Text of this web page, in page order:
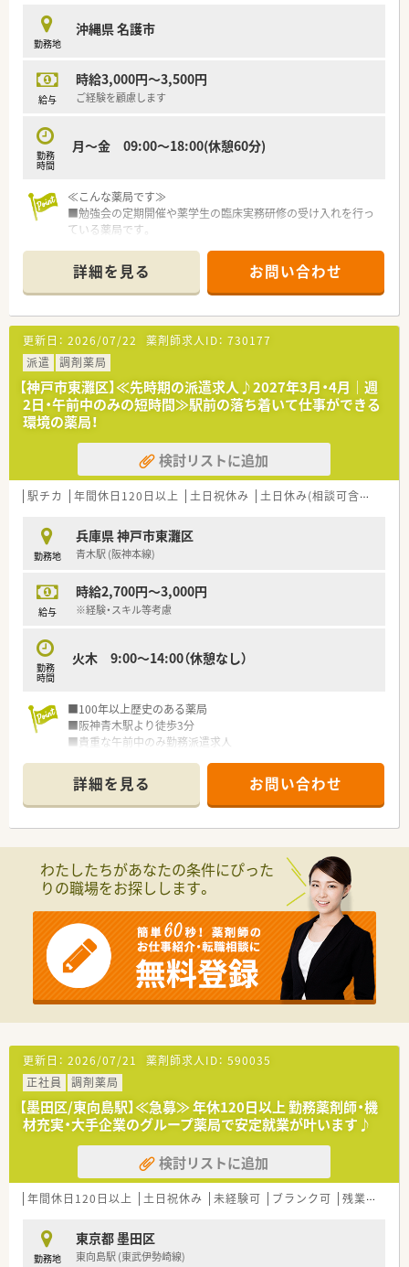
が無い方も安心してご通勤いただけます。
◆病床数
総病床数:130床（回復期リハビリテーション病床130床）
内科, 脳外科, 整形外科,神経内科,リハビリテーション科
薬剤師 6名
勤務地
沖縄県 名護市
給与
時給3,000円～3,500円
ご経験を顧慮します
勤務
時間
月～金 09:00～18:00(休憩60分)
≪こんな薬局です≫
■勉強会の定期開催や薬学生の臨床実務研修の受け入れを行っ
ている薬局です。
す。
≪派遣就業とは…≫
①弊社が雇用主となり、弊社社員として就業する雇用形態です。
②給与・福利厚生は弊社より支給いたします。
教育、研修制度も充実しており、あなたのスキル向上もしっか
りサポート！
■通勤手当全額支給
■労災保険・薬剤師賠償責任保険完備
■社会保険・雇用保険も条件を満たせば加入いただ
けます。
■契約期間に応じて有給休暇も支給致します。
■調剤e-ラーニングなど研修制度も充実していま
す。
③派遣期間は、薬剤師・薬局双方での調整により決定いたしま
詳細を見る お問い合わせ
更新日： 2026/07/22 薬剤師求人ID： 730177
派遣
調剤薬局
【神戸市東灘区】≪先時期の派遣求人♪2027年3月・4月｜週
2日・午前中のみの短時間≫駅前の落ち着いて仕事ができる
環境の薬局！
検討リストに追加
駅チカ 年間休日120日以上 土日祝休み 土日休み(相談可含む)
勤務地
兵庫県 神戸市東灘区
青木駅 (阪神本線)
給与
時給2,700円～3,000円
※経験・スキル等考慮
勤務
時間
火木 9:00～14:00（休憩なし）
■100年以上歴史のある薬局
■阪神青木駅より徒歩3分
■貴重な午前中のみ勤務派遣求人
＼派遣スタッフの皆さまへ充実した
福利厚生・特典をご用意しております！／
≪こんな方にオススメ！≫
・転居や留学の予定があり、期間を区切って働きたい方
・高時給で効率的に働きたい方
また、非公開の派遣求人もありますのでご希望に合わせてご紹介
いたします！
ご不明な点などは詳しくご説明いたします。
詳細を見る お問い合わせ
わたしたちがあなたの条件にぴった
りの職場をお探しします。
更新日： 2026/07/21 薬剤師求人ID： 590035
正社員
調剤薬局
【墨田区/東向島駅】≪急募≫ 年休120日以上 勤務薬剤師・機
材充実・大手企業のグループ薬局で安定就業が叶います♪
検討リストに追加
年間休日120日以上 土日祝休み 未経験可 ブランク可 残業なし(ほぼなし含む)
勤務地
東京都 墨田区
東向島駅 (東武伊勢崎線)